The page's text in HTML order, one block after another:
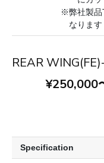
※弊社製品
なります
REAR
¥250,000
Specification